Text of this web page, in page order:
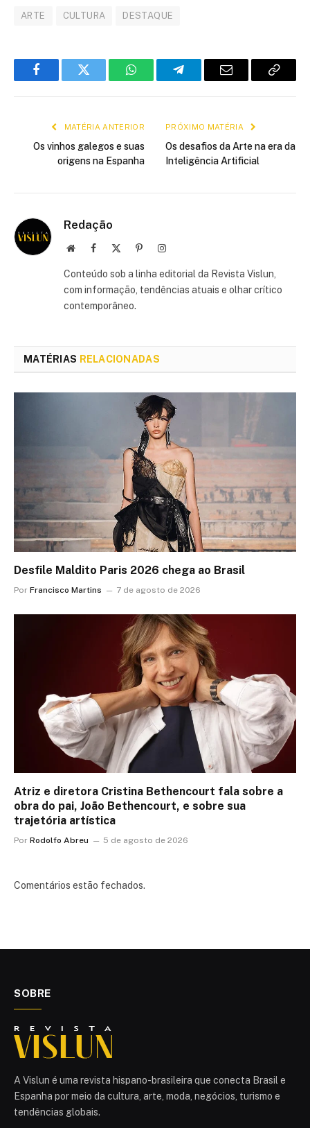
ARTE CULTURA DESTAQUE
FacebookTwitter WhatsAppTelegramE-
Copiar
MATÉRIA ANTERIOR
Os vinhos galegos e suas
origens na Espanha
PRÓXIMO MATÉRIA
Os desafios da Arte na era da
Inteligência Artificial
Redação
Site Facebook PinterestInstagram
Conteúdo sob a linha editorial da Revista Vislun,
com informação, tendências atuais e olhar crítico
contemporâneo.
MATÉRIAS RELACIONADAS
Desfile Maldito Paris 2026 chega ao Brasil
Por Francisco Martins 7 de agosto de 2026
Atriz e diretora Cristina Bethencourt fala sobre a
obra do pai, João Bethencourt, e sobre sua
trajetória artística
Por Rodolfo Abreu 5 de agosto de 2026
Comentários estão fechados.
SOBRE
A Vislun é uma revista hispano-brasileira que conecta Brasil e
Espanha por meio da cultura, arte, moda, negócios, turismo e
tendências globais.